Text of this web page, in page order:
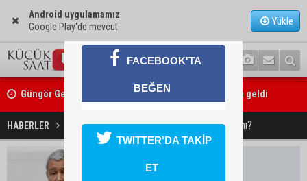
Android uygulamamız
Google Play'de mevcut
Yükle
Güngör Geçer, hayvan hakları temsilcileriyle bir araya geldi
Adana’da sıcak hava etkisini sürdürüyor: Termometreler 38
HABERLER SİYASET İncirlik'te nükleer silahlar var mı?
FACEBOOK'TA
BEĞEN
TWITTER'DA TAKİP
ET